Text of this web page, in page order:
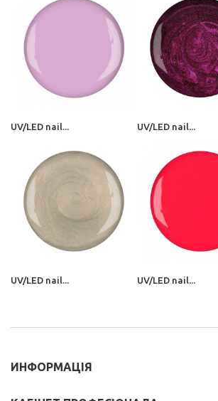
UV/LED nail... UV/LED nail...
UV/LED nail... UV/LED nail...
ИНФОРМАЦІЯ